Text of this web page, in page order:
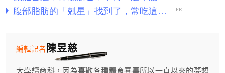
陳昱慈
編輯記者
大學讀商科，因為喜歡各種體育賽事所以一直以來的夢想